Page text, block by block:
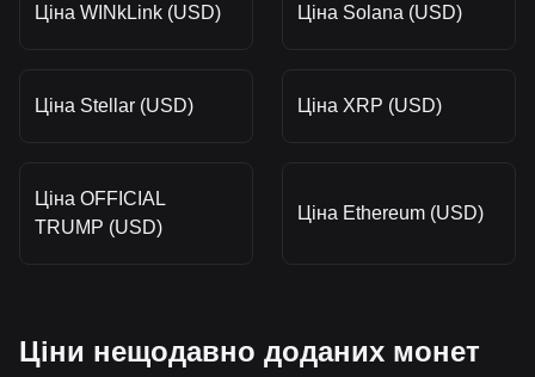
Ціна WINkLink (USD) Ціна Solana (USD)
Ціна Stellar (USD) Ціна XRP (USD)
Ціна OFFICIAL
TRUMP (USD)
Ціна Ethereum (USD)
Ціни нещодавно доданих монет